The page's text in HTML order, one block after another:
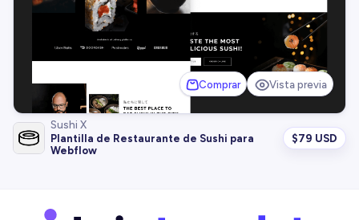
Comprar Vista previa
Sushi X
Plantilla de Restaurante de Sushi para
Webflow
$79 USD